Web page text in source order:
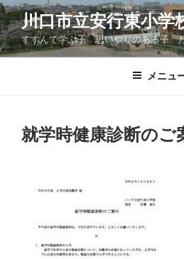
コ
ン
テ
ン
川口市立安行東小学
すすんで学ぶ子 思いやりのある子
メニュ
就学時健康診断の